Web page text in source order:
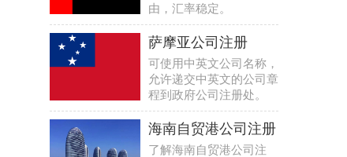
由，汇率稳定。
萨摩亚公司注册
可使用中英文公司名称，
允许递交中英文的公司章
程到政府公司注册处。
海南自贸港公司注册
了解海南自贸港公司注